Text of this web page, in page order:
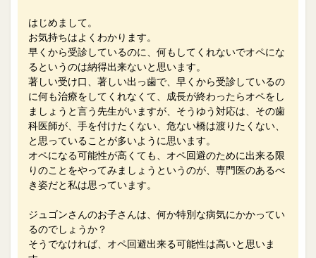
はじめまして。
お気持ちはよくわかります。
早くから受診しているのに、何もしてくれないでオペにな
るというのは納得出来ないと思います。
著しい受け口、著しい出っ歯で、早くから受診しているの
に何も治療をしてくれなくて、成長が終わったらオペをし
ましょうと言う先生がいますが、そうゆう対応は、その歯
科医師が、手を付けたくない、危ない橋は渡りたくない、
と思っていることが多いように思います。
オペになる可能性が高くても、オペ回避のために出来る限
りのことをやってみましょうというのが、専門医のあるべ
き姿だと私は思っています。
ジュゴンさんのお子さんは、何か特別な病気にかかってい
るのでしょうか？
そうでなければ、オペ回避出来る可能性は高いと思いま